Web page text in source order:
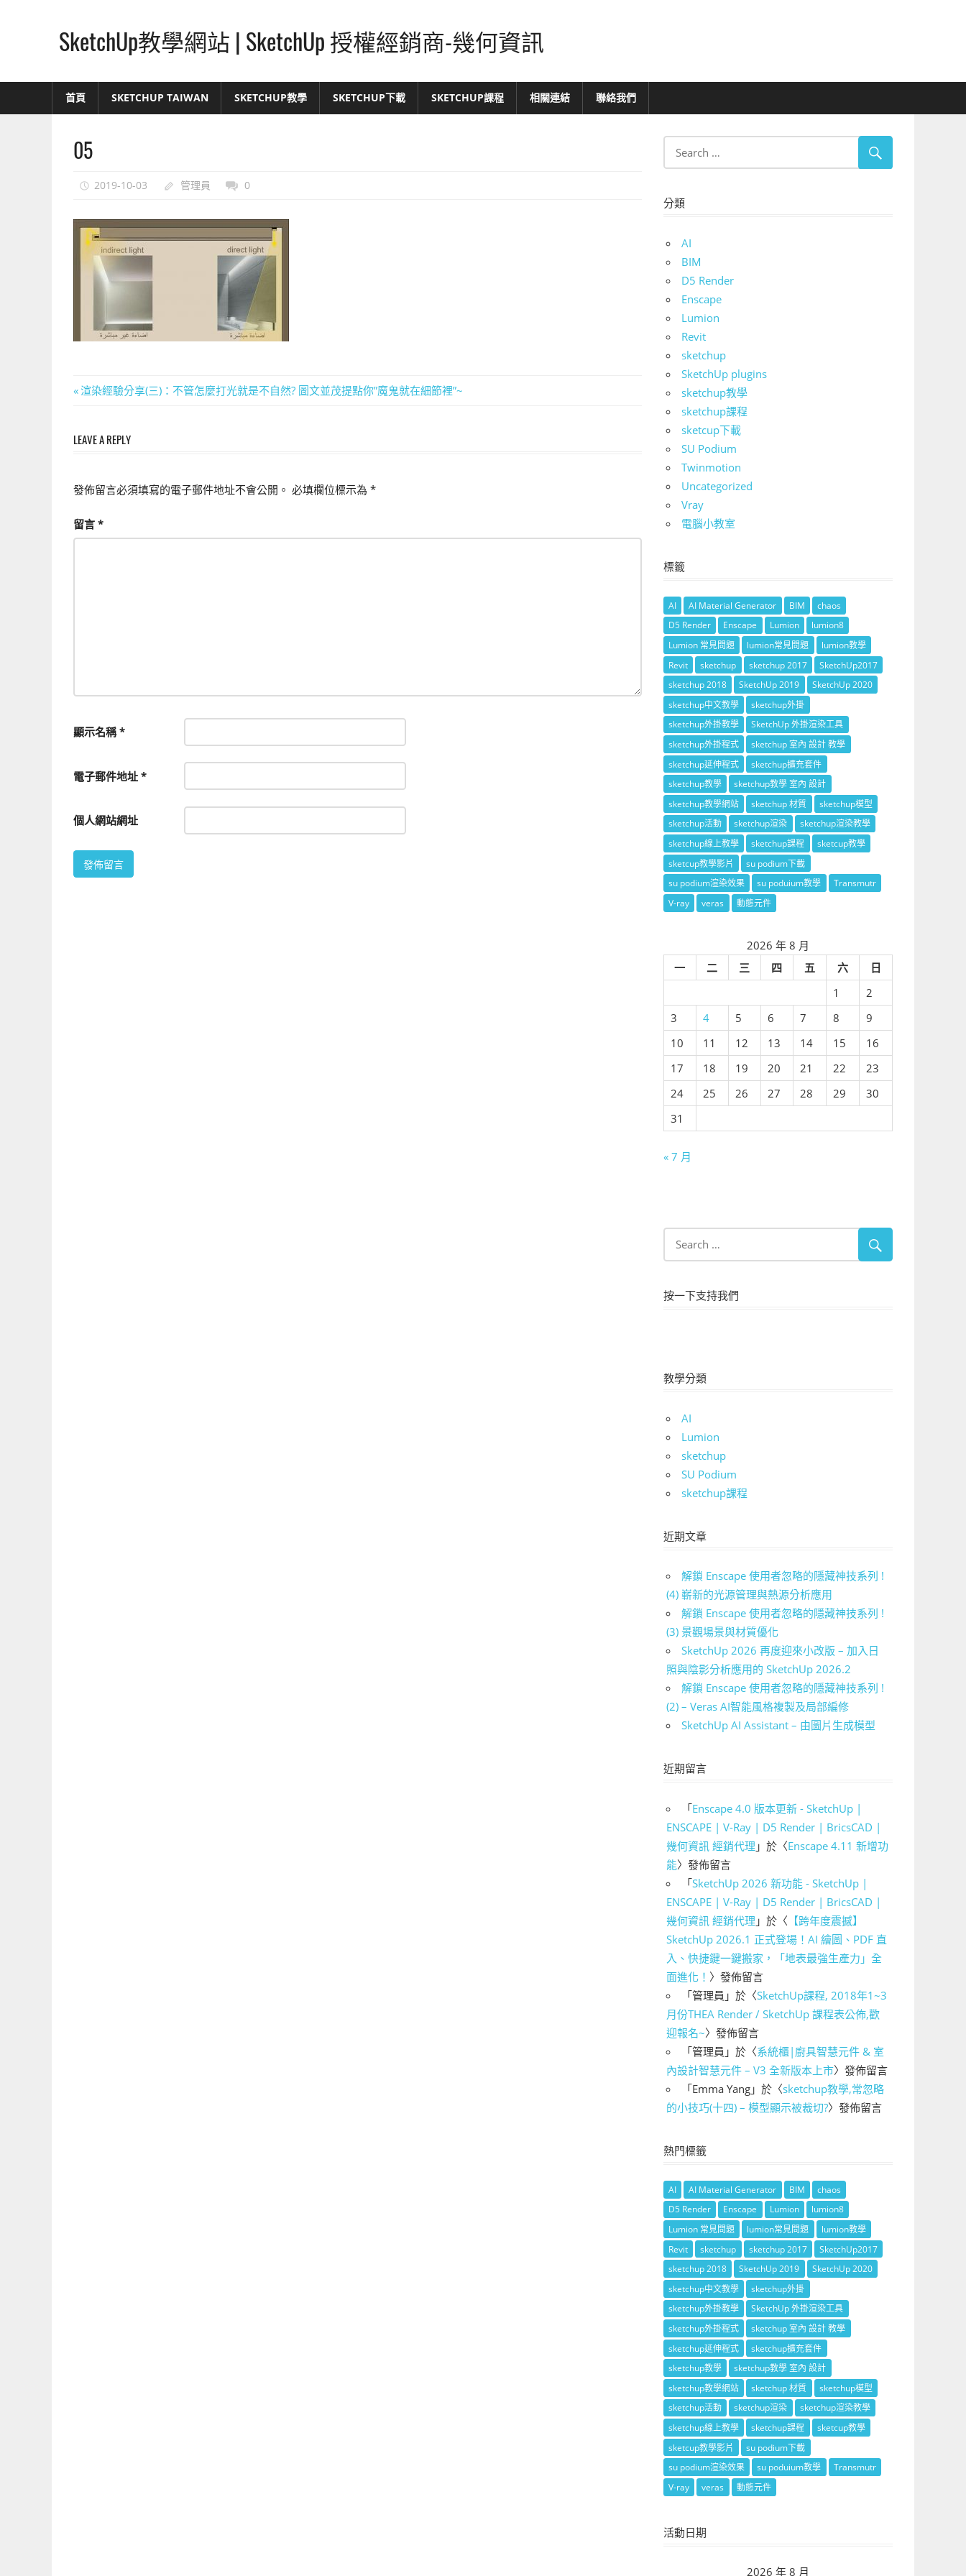
SketchUp教學網站 | SketchUp 授權經銷商-幾何資訊
最
首頁 SKETCHUP TAIWAN SKETCHUP教學 SKETCHUP下載 SKETCHUP課程 相關連結 聯絡我們
05
2019-10-03 管理員 0
文
導
覽
Previous
渲染經驗分享(三)：不管怎麼打光就是不自然? 圖文並茂提點你”魔鬼就在細節裡”~
LEAVE A REPLY
發佈留言必須填寫的電子郵件地址不會公開。 必填欄位標示為 *
留言 *
顯示名稱*
電子郵件地址 *
個人網站網址
分類
AI
BIM
D5 Render
Enscape
Lumion
Revit
sketchup
SketchUp plugins
sketchup教學
sketchup課程
sketcup下載
SU Podium
Twinmotion
Uncategorized
Vray
電腦小教室
標籤
AI AI Material Generator BIM
chaos
D5 Render
Enscape Lumion
lumion8
Lumion 常見問題
lumion常見問題
lumion教學
Revit
sketchup sketchup 2017
SketchUp2017
sketchup 2018
SketchUp 2019
SketchUp 2020
sketchup中文教學
sketchup外掛
sketchup外掛教學
SketchUp 外掛渲染工具
sketchup外掛程式
sketchup 室內 設計 教學
sketchup延伸程式
sketchup擴充套件
sketchup教學
sketchup教學 室內 設計
sketchup教學網站
sketchup 材質
sketchup模型
sketchup活動
sketchup渲染
sketchup渲染教學
sketchup線上教學
sketchup課程
sketcup教學
sketcup教學影片
su podium下載
su podium渲染效果
su poduium教學
Transmutr
V-ray
veras 動態元件
2026 年 8 月
一
二 三 四 五 六
日
1
2
3
4 5 6 7 8
9
10
11 12 13 14 15
16
17
18 19 20 21 22
23
24
25 26 27 28 29
30
31
« 7 月
按一下支持我們
教學分類
AI
Lumion
sketchup
SU Podium
sketchup課程
近期文章
解鎖 Enscape 使用者忽略的隱藏神技系列 !
(4) 嶄新的光源管理與熱源分析應用
解鎖 Enscape 使用者忽略的隱藏神技系列 !
(3) 景觀場景與材質優化
SketchUp 2026 再度迎來小改版 – 加入日
照與陰影分析應用的 SketchUp 2026.2
解鎖 Enscape 使用者忽略的隱藏神技系列 !
(2) – Veras AI智能風格複製及局部編修
SketchUp AI Assistant – 由圖片生成模型
近期留言
「Enscape 4.0 版本更新 - SketchUp |
ENSCAPE | V-Ray | D5 Render | BricsCAD |
幾何資訊 經銷代理 」於〈Enscape 4.11 新增功
能〉發佈留言
「SketchUp 2026 新功能 - SketchUp |
ENSCAPE | V-Ray | D5 Render | BricsCAD |
幾何資訊 經銷代理 」於〈 【跨年度震撼】
SketchUp 2026.1 正式登場！AI 繪圖、PDF 直
入、快捷鍵一鍵搬家，「地表最強生產力」全
面進化！ 〉發佈留言
「管理員 」於〈SketchUp課程, 2018年1~3
月份THEA Render / SketchUp 課程表公佈,歡
迎報名~〉發佈留言
「管理員 」於〈系統櫃|廚具智慧元件 & 室
內設計智慧元件 – V3 全新版本上市〉發佈留言
「Emma Yang 」於〈sketchup教學,常忽略
的小技巧(十四) – 模型顯示被裁切?〉發佈留言
熱門標籤
AI AI Material Generator BIM
chaos
D5 Render
Enscape Lumion
lumion8
Lumion 常見問題
lumion常見問題
lumion教學
Revit
sketchup sketchup 2017
SketchUp2017
sketchup 2018
SketchUp 2019
SketchUp 2020
sketchup中文教學
sketchup外掛
sketchup外掛教學
SketchUp 外掛渲染工具
sketchup外掛程式
sketchup 室內 設計 教學
sketchup延伸程式
sketchup擴充套件
sketchup教學
sketchup教學 室內 設計
sketchup教學網站
sketchup 材質
sketchup模型
sketchup活動
sketchup渲染
sketchup渲染教學
sketchup線上教學
sketchup課程
sketcup教學
sketcup教學影片
su podium下載
su podium渲染效果
su poduium教學
Transmutr
V-ray
veras 動態元件
活動日期
2026 年 8 月